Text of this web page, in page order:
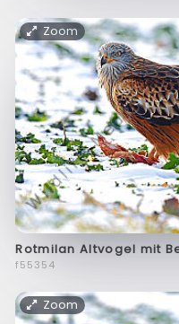
Zoom
Rotmilan Altvogel mit
f55354
Zoom